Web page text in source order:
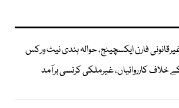
فارن ایکسچینج، حوالہ ہندی نیٹ ورکس
خلاف کارروائیاں، غیرملکی کرنسی برآمد